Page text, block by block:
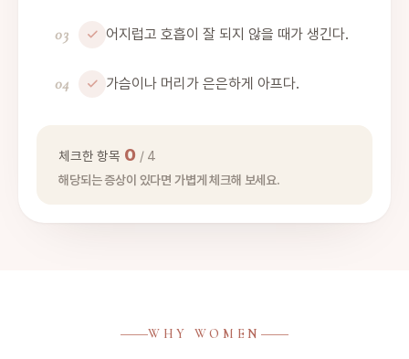
03 어지럽고 호흡이 잘 되지 않을 때가 생긴다.
04 가슴이나 머리가 은은하게 아프다.
체크한 항목 0/ 4
해당되는 증상이 있다면 가볍게 체크해 보세요.
WHY WOMEN